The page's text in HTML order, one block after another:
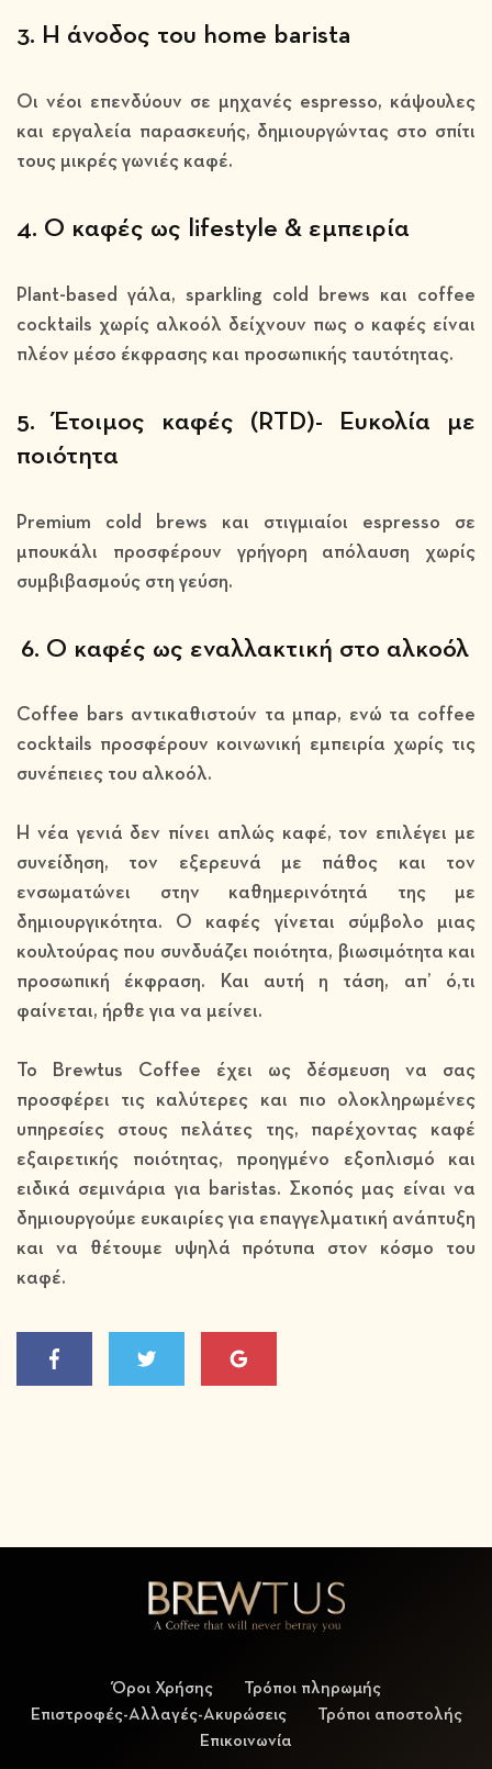
3. Η άνοδος του home barista
Οι νέοι επενδύουν σε μηχανές espresso, κάψουλες
και εργαλεία παρασκευής, δημιουργώντας στο σπίτι
τους μικρές γωνιές καφέ.
4. Ο καφές ως lifestyle & εμπειρία
Plant-based γάλα, sparkling cold brews και coffee
cocktails χωρίς αλκοόλ δείχνουν πως ο καφές είναι
πλέον μέσο έκφρασης και προσωπικής ταυτότητας.
5. Έτοιμος καφές (RTD)- Ευκολία με
ποιότητα
Premium cold brews και στιγμιαίοι espresso σε
μπουκάλι προσφέρουν γρήγορη απόλαυση χωρίς
συμβιβασμούς στη γεύση.
6. Ο καφές ως εναλλακτική στο αλκοόλ
Coffee bars αντικαθιστούν τα μπαρ, ενώ τα coffee
cocktails προσφέρουν κοινωνική εμπειρία χωρίς τις
συνέπειες του αλκοόλ.
Η νέα γενιά δεν πίνει απλώς καφέ, τον επιλέγει με
συνείδηση, τον εξερευνά με πάθος και τον
ενσωματώνει στην καθημερινότητά της με
δημιουργικότητα. Ο καφές γίνεται σύμβολο μιας
κουλτούρας που συνδυάζει ποιότητα, βιωσιμότητα και
προσωπική έκφραση. Και αυτή η τάση, απ’ ό,τι
φαίνεται, ήρθε για να μείνει.
Το Brewtus Coffee έχει ως δέσμευση να σας
προσφέρει τις καλύτερες και πιο ολοκληρωμένες
υπηρεσίες στους πελάτες της, παρέχοντας καφέ
εξαιρετικής ποιότητας, προηγμένο εξοπλισμό και
ειδικά σεμινάρια για baristas. Σκοπός μας είναι να
δημιουργούμε ευκαιρίες για επαγγελματική ανάπτυξη
και να θέτουμε υψηλά πρότυπα στον κόσμο του
καφέ.
Όροι Χρήσης
Τρόποι πληρωμής
Επιστροφές-Αλλαγές-Ακυρώσεις
Τρόποι αποστολής
Επικοινωνία